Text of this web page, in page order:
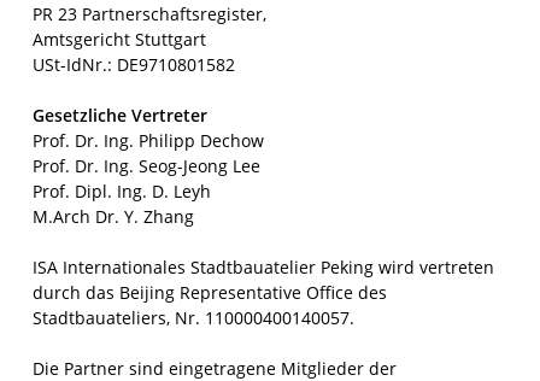
PR 23 Partnerschaftsregister,
Amtsgericht Stuttgart
USt-IdNr.: DE9710801582
Gesetzliche Vertreter
Prof. Dr. Ing. Philipp Dechow
Prof. Dr. Ing. Seog-Jeong Lee
Prof. Dipl. Ing. D. Leyh
M.Arch Dr. Y. Zhang
ISA Internationales Stadtbauatelier Peking wird vertreten
durch das Beijing Representative Office des
Stadtbauateliers, Nr. 110000400140057.
Die Partner sind eingetragene Mitglieder der